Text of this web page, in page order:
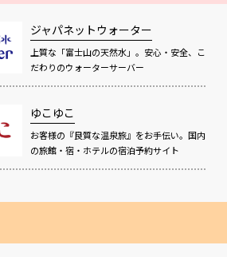
ジャパネットウォーター
上質な「富士山の天然水」。安心・安全、こ
だわりのウォーターサーバー
ゆこゆこ
お客様の『良質な温泉旅』をお手伝い。国内
の旅館・宿・ホテルの宿泊予約サイト